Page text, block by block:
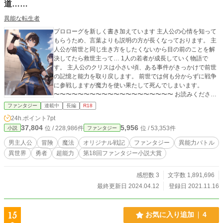
道……
異能な転生者
プロローグを新しく書き加えています 主人公の心情を知って
もらうため、言葉よりも説明の方が長くなっております。 主
人公が前世と同じ生き方をしたくないから目の前のことを解
決してたら救世主って… 1人の若者が成長していく物語で
す。 主人公のクリスは小さい頃、ある事件がきっかけで前世
の記憶と能力を取り戻します。 前世では何も分からずに戦争
に参戦しますが魔力を使い果たして死んでしまいます。
〜〜〜〜〜〜〜〜〜〜〜〜〜〜〜〜〜〜〜〜 お読みくださり
ありがとうございます。 感想、ブックマーク、評価も、あり
がとうございます。 ほんとうに励みになっています。
ファンタジー 連載中 長編 R18
24h.ポイント 7pt
小説 37,804 位 / 228,986件 ファンタジー 5,956 位 / 53,353件
男主人公 冒険 魔法 オリジナル戦記 ファンタジー
異能力バトル
異世界
勇者 超能力 第18回ファンタジー小説大賞
感想数 3
文字数 1,891,696
最終更新日 2024.04.12
登録日 2021.11.16
15 お気に入り追加 4